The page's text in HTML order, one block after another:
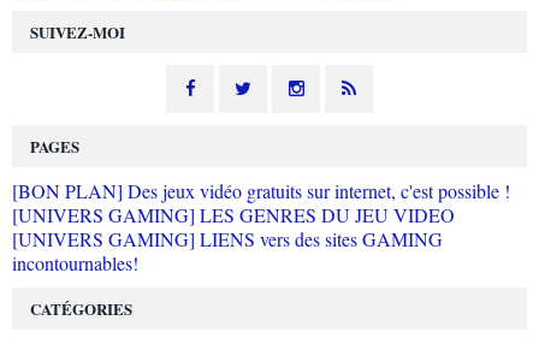
SUIVEZ-MOI
PAGES
[BON PLAN] Des jeux vidéo gratuits sur internet, c'est possible !
[UNIVERS GAMING] LES GENRES DU JEU VIDEO
[UNIVERS GAMING] LIENS vers des sites GAMING
incontournables!
CATÉGORIES